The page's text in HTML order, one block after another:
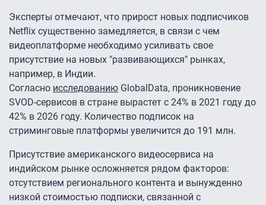
Эксперты отмечают, что прирост новых подписчиков
Netflix существенно замедляется, в связи с чем
видеоплатформе необходимо усиливать свое
присутствие на новых "развивающихся" рынках,
например, в Индии.
Согласно исследованию GlobalData, проникновение
SVOD-сервисов в стране вырастет с 24% в 2021 году до
42% в 2026 году. Количество подписок на
стриминговые платформы увеличится до 191 млн.
Присутствие американского видеосервиса на
индийском рынке осложняется рядом факторов:
отсутствием регионального контента и вынужденно
низкой стоимостью подписки, связанной с